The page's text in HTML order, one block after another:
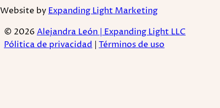
Website byExpanding Light Marketing
© 2026 Alejandra León | Expanding Light LLC
Pólitica de privacidad Términos de uso